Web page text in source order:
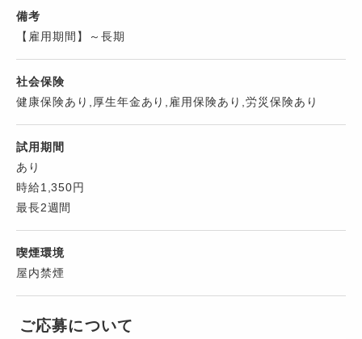
備考
【雇用期間】～長期
社会保険
健康保険あり,厚生年金あり,雇用保険あり,労災保険あり
試用期間
あり
時給1,350円
最長2週間
喫煙環境
屋内禁煙
ご応募について